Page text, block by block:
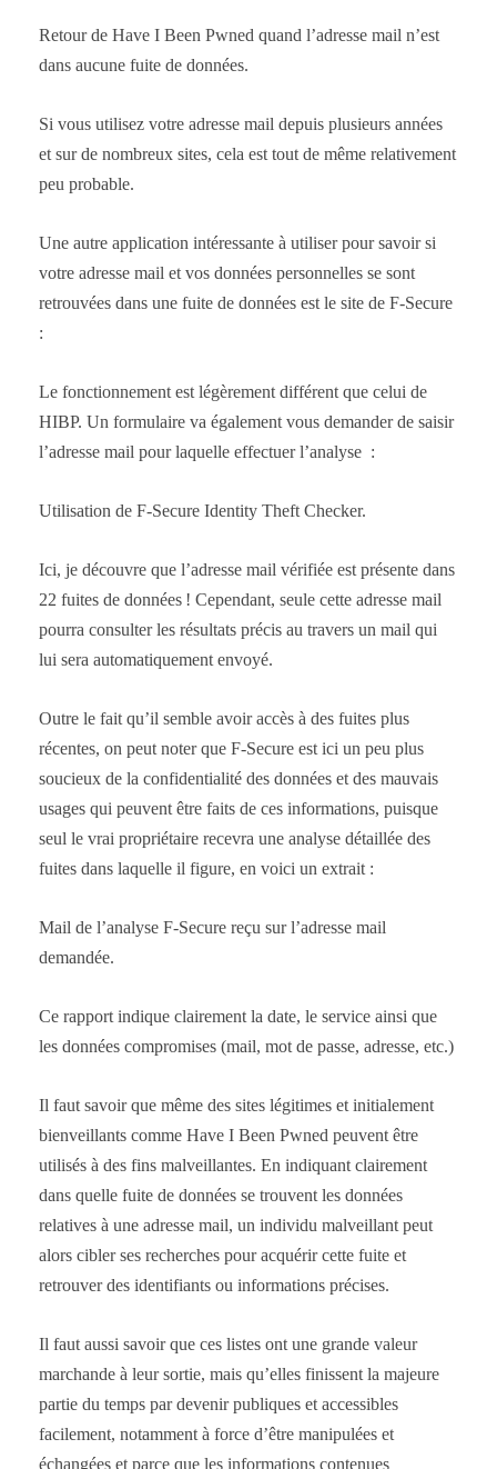
Retour de Have I Been Pwned quand l’adresse mail n’est
dans aucune fuite de données.
Si vous utilisez votre adresse mail depuis plusieurs années
et sur de nombreux sites, cela est tout de même relativement
peu probable.
Une autre application intéressante à utiliser pour savoir si
votre adresse mail et vos données personnelles se sont
retrouvées dans une fuite de données est le site de F-Secure
:
Le fonctionnement est légèrement différent que celui de
HIBP. Un formulaire va également vous demander de saisir
l’adresse mail pour laquelle effectuer l’analyse :
Utilisation de F-Secure Identity Theft Checker.
Ici, je découvre que l’adresse mail vérifiée est présente dans
22 fuites de données ! Cependant, seule cette adresse mail
pourra consulter les résultats précis au travers un mail qui
lui sera automatiquement envoyé.
Outre le fait qu’il semble avoir accès à des fuites plus
récentes, on peut noter que F-Secure est ici un peu plus
soucieux de la confidentialité des données et des mauvais
usages qui peuvent être faits de ces informations, puisque
seul le vrai propriétaire recevra une analyse détaillée des
fuites dans laquelle il figure, en voici un extrait :
Mail de l’analyse F-Secure reçu sur l’adresse mail
demandée.
Ce rapport indique clairement la date, le service ainsi que
les données compromises (mail, mot de passe, adresse, etc.)
Il faut savoir que même des sites légitimes et initialement
bienveillants comme Have I Been Pwned peuvent être
utilisés à des fins malveillantes. En indiquant clairement
dans quelle fuite de données se trouvent les données
relatives à une adresse mail, un individu malveillant peut
alors cibler ses recherches pour acquérir cette fuite et
retrouver des identifiants ou informations précises.
Il faut aussi savoir que ces listes ont une grande valeur
marchande à leur sortie, mais qu’elles finissent la majeure
partie du temps par devenir publiques et accessibles
facilement, notamment à force d’être manipulées et
échangées et parce que les informations contenues